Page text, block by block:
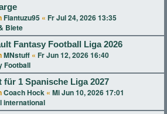
Flantuzu95 « Fr Jul 24, 2026 13:35
Biete
Fantasy Football Liga 2026
MNstuff « Fr Jun 12, 2026 16:40
Football
für 1 Spanische Liga 2027
Coach Hock « Mi Jun 10, 2026 17:01
international